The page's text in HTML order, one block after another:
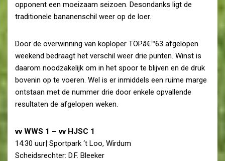
opponent een moeizaam seizoen. Desondanks ligt de
traditionele bananenschil weer op de loer.
Door de overwinning van koploper TOPâ€™63 afgelopen
weekend bedraagt het verschil weer drie punten. Winst is
daarom noodzakelijk om in het spoor te blijven en de druk
bovenin op te voeren. Wel is er inmiddels een ruime marge
ontstaan met de nummer drie door enkele opvallende
resultaten de afgelopen weken.
vv WWS 1 – vv HJSC 1
14:30 uur| Sportpark ‘t Loo, Wirdum
Scheidsrechter: D.F. Bleeker